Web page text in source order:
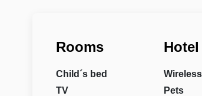
Rooms
Child´s bed
TV
Hotel
Pets